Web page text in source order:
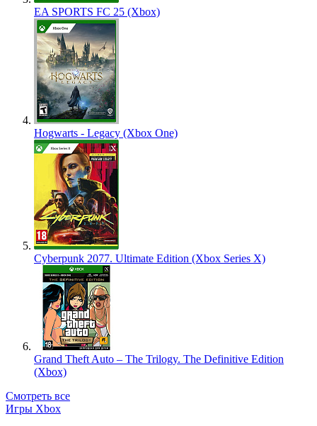
EA SPORTS FC 25 (Xbox)
Hogwarts - Legacy (Xbox One)
Cyberpunk 2077. Ultimate Edition (Xbox Series X)
Grand Theft Auto – The Trilogy. The Definitive Edition
(Xbox)
Смотреть все
Игры Xbox